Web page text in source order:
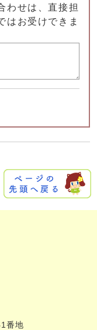
わせは、直接担
はお受けできま
番地